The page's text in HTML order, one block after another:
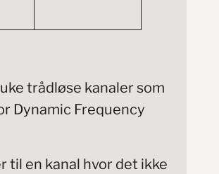
trådløse kanaler som
Dynamic Frequency
til en kanal hvor det ikke